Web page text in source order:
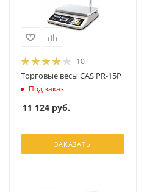
10
Торговые весы CAS PR-15P
Под заказ
11 124 руб.
ЗАКАЗАТЬ